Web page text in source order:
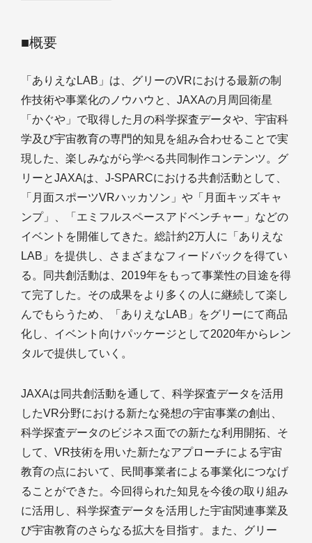
■概要
「ありえなLAB」は、グリーのVRにおける最新の制
作技術や事業化のノウハウと、JAXAの月周回衛星
「かぐや」で取得した月の科学探査データや、宇宙科
学及び宇宙教育の専門的知見を組み合わせることで実
現した、楽しみながら学べる共同制作コンテンツ。グ
リーとJAXAは、J-SPARCにおける共創活動として、
「月面スポーツVRハッカソン」や「月面キッズキャ
ンプ」、「エミフルスペースアドベンチャー」などの
イベントを開催してきた。総計約2万人に「ありえな
LAB」を提供し、さまざまなフィードバックを得てい
る。同共創活動は、2019年をもって事業性の目途を得
て完了した。その成果をより多くの人に継続して楽し
んでもらうため、「ありえなLAB」をグリーにて商品
化し、イベント向けパッケージとして2020年からレン
タルで提供していく。
JAXAは同共創活動を通して、科学探査データを活用
したVR分野における新たな発想の宇宙事業の創出、
科学探査データのビジネス面での新たな利用開拓、そ
して、VR技術を用いた新たなアプローチによる宇宙
教育の点において、民間事業者による事業化につなげ
ることができた。今回得られた知見を今後の取り組み
に活用し、科学探査データを活用した宇宙関連事業及
び宇宙教育のさらなる拡大を目指す。また、グリー